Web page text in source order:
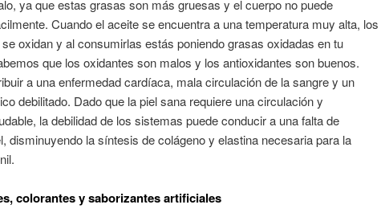
ya que estas grasas son más gruesas y el cuerpo no puede
Cuando el aceite se encuentra a una temperatura muy alta, los
oxidan y al consumirlas estás poniendo grasas oxidadas en tu
que los oxidantes son malos y los antioxidantes son buenos.
a una enfermedad cardíaca, mala circulación de la sangre y un
debilitado. Dado que la piel sana requiere una circulación y
la debilidad de los sistemas puede conducir a una falta de
disminuyendo la síntesis de colágeno y elastina necesaria para la
colorantes y saborizantes artificiales